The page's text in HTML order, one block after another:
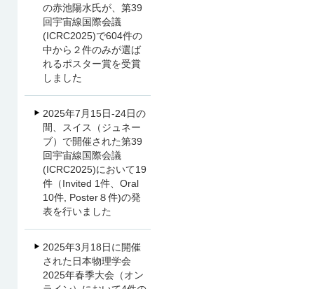
の赤池陽水氏が、第39
回宇宙線国際会議
(ICRC2025)で604件の
中から２件のみが選ば
れるポスター賞を受賞
しました
2025年7月15日-24日の
間、スイス（ジュネー
ブ）で開催された第39
回宇宙線国際会議
(ICRC2025)において19
件（Invited 1件、Oral
10件, Poster８件)の発
表を行いました
2025年3月18日に開催
された日本物理学会
2025年春季大会（オン